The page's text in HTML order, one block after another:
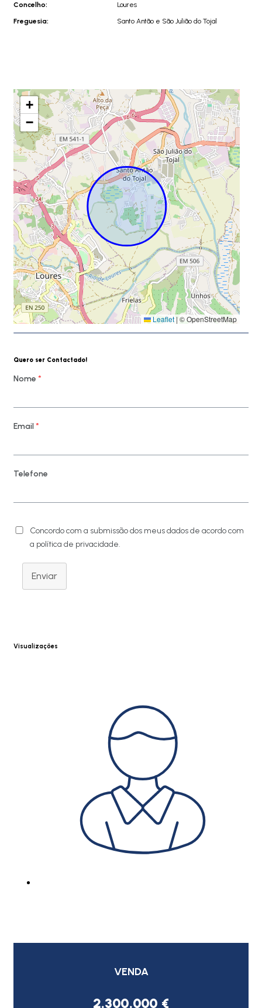
Concelho:
Loures
Freguesia:
Santo Antão e São Julião do Tojal
+
−
Leaflet |© OpenStreetMap
Quero ser Contactado!
Nome *
Email*
Telefone
Concordo com a submissão dos meus dados de acordo com
a política de privacidade.
Enviar
Visualizações
VENDA
2.300.000 €